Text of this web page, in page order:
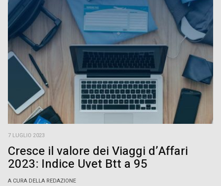
7 LUGLIO 2023
Cresce il valore dei Viaggi d’Affari
2023: Indice Uvet Btt a 95
A CURA DELLA REDAZIONE